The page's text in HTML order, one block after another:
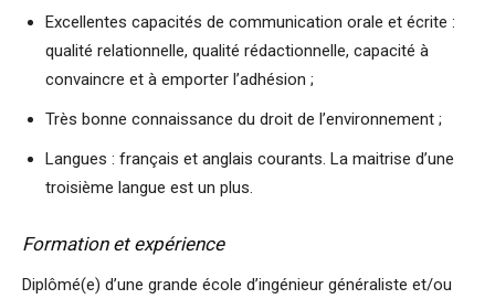
Excellentes capacités de communication orale et écrite :
qualité relationnelle, qualité rédactionnelle, capacité à
convaincre et à emporter l’adhésion ;
Très bonne connaissance du droit de l’environnement ;
Langues : français et anglais courants. La maitrise d’une
troisième langue est un plus.
Formation et expérience
Diplômé(e) d’une grande école d’ingénieur généraliste et/ou